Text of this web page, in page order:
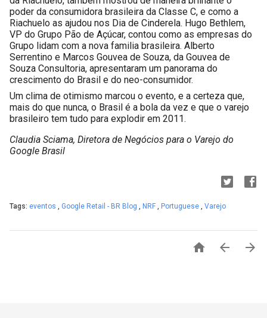
poder da consumidora brasileira da Classe C, e como a
Riachuelo as ajudou nos Dia de Cinderela. Hugo Bethlem,
VP do Grupo Pão de Açúcar, contou como as empresas do
Grupo lidam com a nova familia brasileira. Alberto
Serrentino e Marcos Gouvea de Souza, da Gouvea de
Souza Consultoria, apresentaram um panorama do
crescimento do Brasil e do neo-consumidor.
Um clima de otimismo marcou o evento, e a certeza que,
mais do que nunca, o Brasil é a bola da vez e que o varejo
brasileiro tem tudo para explodir em 2011.
Claudia Sciama, Diretora de Negócios para o Varejo do
Google Brasil
Tags: eventos , Google Retail - BR Blog , NRF , Portuguese , Varejo
  